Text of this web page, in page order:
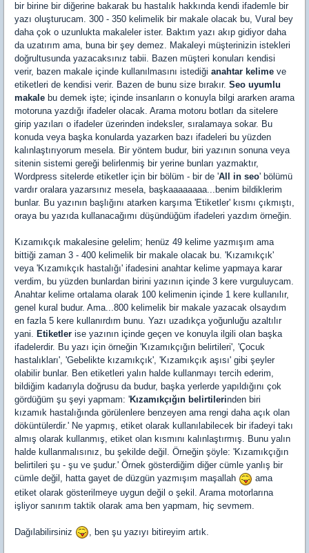
bir birine bir diğerine bakarak bu hastalık hakkında kendi ifademle bir
yazı oluşturucam. 300 - 350 kelimelik bir makale olacak bu, Vural bey
daha çok o uzunlukta makaleler ister. Baktım yazı akıp gidiyor daha
da uzatırım ama, buna bir şey demez. Makaleyi müşterinizin istekleri
doğrultusunda yazacaksınız tabii. Bazen müşteri konuları kendisi
verir, bazen makale içinde kullanılmasını istediği anahtar kelime ve
etiketleri de kendisi verir. Bazen de bunu size bırakır. Seo uyumlu
makale bu demek işte; içinde insanların o konuyla bilgi ararken arama
motoruna yazdığı ifadeler olacak. Arama motoru botları da sitelere
girip yazıları o ifadeler üzerinden indeksler, sıralamaya sokar. Bu
konuda veya başka konularda yazarken bazı ifadeleri bu yüzden
kalınlaştırıyorum mesela. Bir yöntem budur, biri yazının sonuna veya
sitenin sistemi gereği belirlenmiş bir yerine bunları yazmaktır,
Wordpress sitelerde etiketler için bir bölüm - bir de 'All in seo' bölümü
vardır oralara yazarsınız mesela, başkaaaaaaaa...benim bildiklerim
bunlar. Bu yazının başlığını atarken karşıma 'Etiketler' kısmı çıkmıştı,
oraya bu yazıda kullanacağımı düşündüğüm ifadeleri yazdım örneğin.
Kızamıkçık makalesine gelelim; henüz 49 kelime yazmışım ama
bittiği zaman 3 - 400 kelimelik bir makale olacak bu. 'Kızamıkçık'
veya 'Kızamıkçık hastalığı' ifadesini anahtar kelime yapmaya karar
verdim, bu yüzden bunlardan birini yazının içinde 3 kere vurguluycam.
Anahtar kelime ortalama olarak 100 kelimenin içinde 1 kere kullanılır,
genel kural budur. Ama...800 kelimelik bir makale yazacak olsaydım
en fazla 5 kere kullanırdım bunu. Yazı uzadıkça yoğunluğu azaltılır
yani. Etiketler ise yazının içinde geçen ve konuyla ilgili olan başka
ifadelerdir. Bu yazı için örneğin 'Kızamıkçığın belirtileri', 'Çocuk
hastalıkları', 'Gebelikte kızamıkçık', 'Kızamıkçık aşısı' gibi şeyler
olabilir bunlar. Ben etiketleri yalın halde kullanmayı tercih ederim,
bildiğim kadarıyla doğrusu da budur, başka yerlerde yapıldığını çok
gördüğüm şu şeyi yapmam: 'Kızamıkçığın belirtilerinden biri
kızamık hastalığında görülenlere benzeyen ama rengi daha açık olan
döküntülerdir.' Ne yapmış, etiket olarak kullanılabilecek bir ifadeyi takı
almış olarak kullanmış, etiket olan kısmını kalınlaştırmış. Bunu yalın
halde kullanmalısınız, bu şekilde değil. Örneğin şöyle: 'Kızamıkçığın
belirtileri şu - şu ve şudur.' Örnek gösterdiğim diğer cümle yanlış bir
cümle değil, hatta gayet de düzgün yazmışım maşallah
ama
etiket olarak gösterilmeye uygun değil o şekil. Arama motorlarına
işliyor sanırım taktik olarak ama ben yapmam, hiç sevmem.
Dağılabilirsiniz , ben şu yazıyı bitireyim artık.